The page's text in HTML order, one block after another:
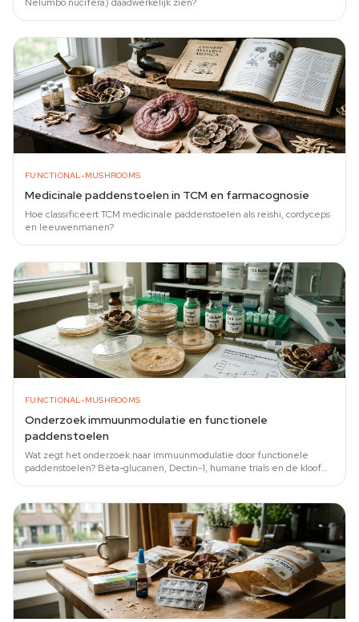
FUNCTIONAL-MUSHROOMS
Medicinale paddenstoelen in TCM en farmacognosie
Hoe classificeert TCM medicinale paddenstoelen als reishi, cordyceps
en leeuwenmanen?
FUNCTIONAL-MUSHROOMS
Onderzoek immuunmodulatie en functionele
paddenstoelen
Wat zegt het onderzoek naar immuunmodulatie door functionele
paddenstoelen? Bèta-glucanen, Dectin-1, humane trials en de kloof